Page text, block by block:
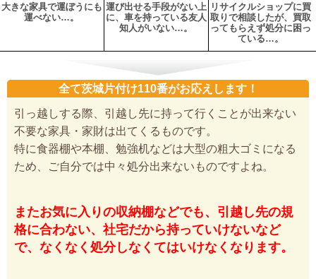
大きな家具で運ぼうにも
運べない…。
運び出せる手段がない上
に、車を持っている友人
知人がいない…。
リサイクルショップに買
取りで相談したが、買取
ってもらえず処分に困っ
ている…。
全て茨城片付け110番がお応えします！
引っ越しする際、引越し先に持って行くことが出来ない
不要な家具・家財は出てくるものです。
特に食器棚や本棚、勉強机などは大型の粗大ゴミになる
ため、ご自分では中々処分出来ないものですよね。
またお気に入りの収納棚などでも、引越し先の規
格に合わない、社宅だから持っていけないなど
で、なくなく処分しなくてはいけなくなります。